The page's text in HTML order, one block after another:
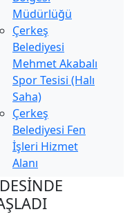
Müdürlüğü
Çerkeş
Belediyesi
Mehmet Akabalı
Spor Tesisi (Halı
Saha)
Çerkeş
Belediyesi Fen
İşleri Hizmet
Alanı